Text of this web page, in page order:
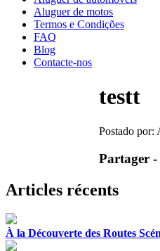
Aluguer de motos
Termos e Condições
FAQ
Blog
Contacte-nos
testt
Postado por:
Partager -
Articles récents
À la Découverte des Routes